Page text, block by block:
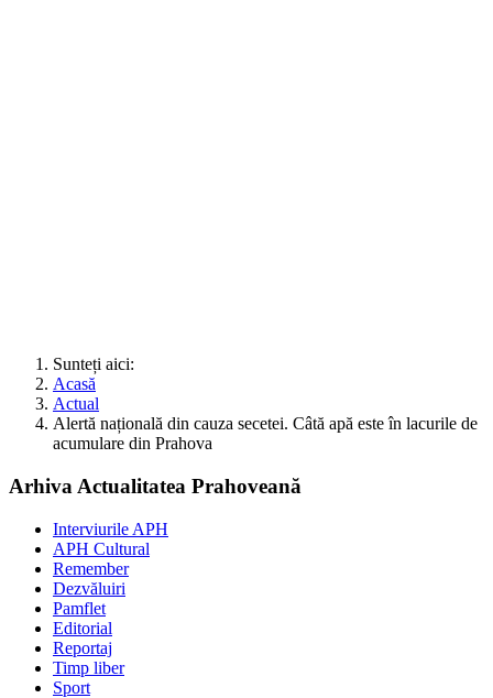
Sunteți aici:
Acasă
Actual
Alertă națională din cauza secetei. Câtă apă este în lacurile de
acumulare din Prahova
Arhiva Actualitatea Prahoveană
Interviurile APH
APH Cultural
Remember
Dezvăluiri
Pamflet
Editorial
Reportaj
Timp liber
Sport